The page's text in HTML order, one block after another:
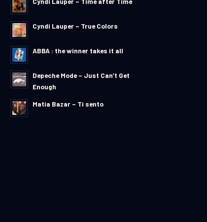
Cyndi Lauper – True Colors
ABBA : the winner takes it all
Depeche Mode – Just Can’t Get
Enough
Matia Bazar – Ti sento